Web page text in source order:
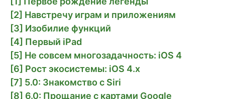
[2] Навстречу играм и приложениям
[3] Изобилие функций
[4] Первый iPad
[5] Не совсем многозадачность: iOS 4
[6] Рост экосистемы: iOS 4.x
[7] 5.0: Знакомство с Siri
[8] 6.0: Прощание с картами Google